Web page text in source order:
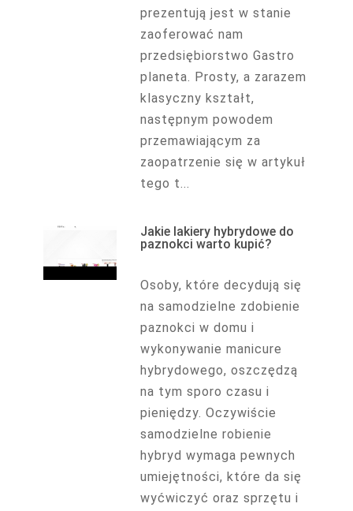
prezentują jest w stanie
zaoferować nam
przedsiębiorstwo Gastro
planeta. Prosty, a zarazem
klasyczny kształt,
następnym powodem
przemawiającym za
zaopatrzenie się w artykuł
tego t...
Jakie lakiery hybrydowe do
paznokci warto kupić?
Osoby, które decydują się
na samodzielne zdobienie
paznokci w domu i
wykonywanie manicure
hybrydowego, oszczędzą
na tym sporo czasu i
pieniędzy. Oczywiście
samodzielne robienie
hybryd wymaga pewnych
umiejętności, które da się
wyćwiczyć oraz sprzętu i